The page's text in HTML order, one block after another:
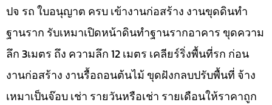
ปจ รถ ใบอนุญาต ครบ เข้างานก่อสร้าง งานขุดดินทำ
ฐานราก รับเหมาเปิดหน้าดินทำฐานรากอาคาร ขุดความ
ลึก 3เมตร ถึง ความลึก 12 เมตร เคลียร์ริ่งพื้นที่รก ก่อน
งานก่อสร้าง งานรื้อถอนต้นไม้ ขุดฝังกลบปรับพื้นที่ จ้าง
เหมาเป็นจ๊อบ เช่า รายวันหรือเช่า รายเดือนให้ราคาถูก